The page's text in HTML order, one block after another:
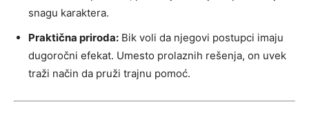
snagu karaktera.
Praktična priroda: Bik voli da njegovi postupci imaju
dugoročni efekat. Umesto prolaznih rešenja, on uvek
traži način da pruži trajnu pomoć.